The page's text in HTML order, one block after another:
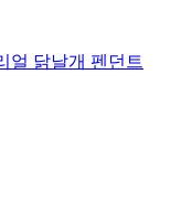
얼 닭날개 펜던트